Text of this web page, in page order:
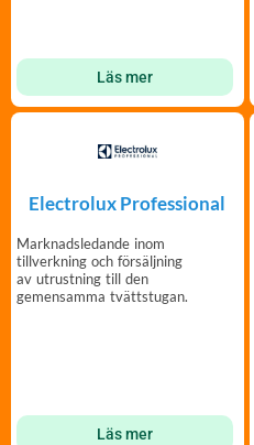
Läs mer
Electrolux Professional
Marknadsledande inom
tillverkning och försäljning
av utrustning till den
gemensamma tvättstugan.
Läs mer